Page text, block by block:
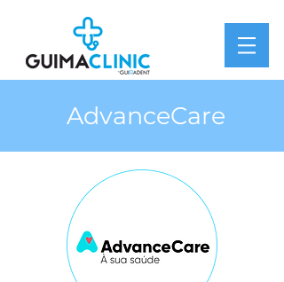
AdvanceCare